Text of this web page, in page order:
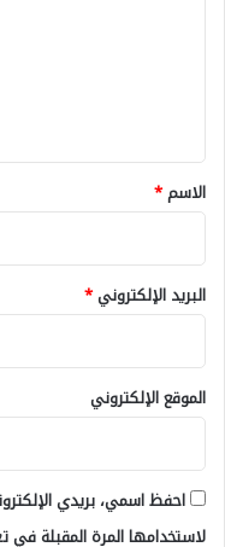
*
الاسم*
البريد الإلكتروني*
الموقع الإلكتروني
احفظ اسمي، بريدي
لاستخدامها المرة المقبلة في